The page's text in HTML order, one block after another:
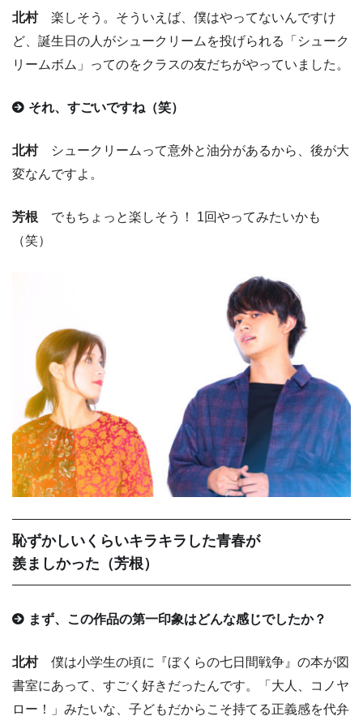
北村楽しそう。そういえば、僕はやってないんですけ
ど、誕生日の人がシュークリームを投げられる「シューク
リームボム」ってのをクラスの友だちがやっていました。
それ、すごいですね（笑）
北村シュークリームって意外と油分があるから、後が大
変なんですよ。
芳根 でもちょっと楽しそう！ 1回やってみたいかも
（笑）
恥ずかしいくらいキラキラした青春が
羨ましかった（芳根）
まず、この作品の第一印象はどんな感じでしたか？
北村僕は小学生の頃に『ぼくらの七日間戦争』の本が図
書室にあって、すごく好きだったんです。「大人、コノヤ
ロー！」みたいな、子どもだからこそ持てる正義感を代弁